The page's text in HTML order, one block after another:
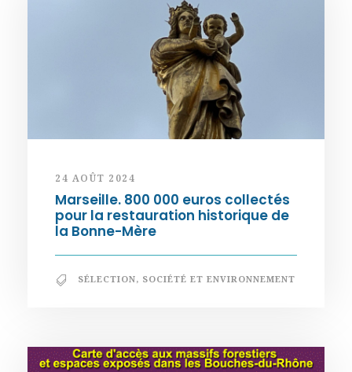
24 AOÛT 2024
Marseille. 800 000 euros collectés
pour la restauration historique de
la Bonne-Mère
SÉLECTION, SOCIÉTÉ ET ENVIRONNEMENT